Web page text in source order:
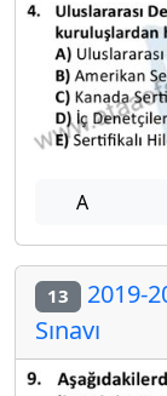
A
13 2019-
Sınavı